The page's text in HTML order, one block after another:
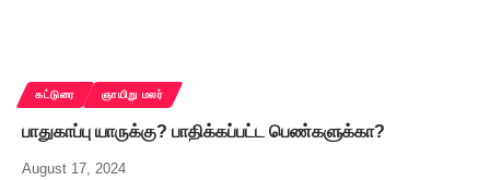
கட்டுரை ஞாயிறு மலர்
பாதுகாப்பு யாருக்கு? பாதிக்கப்பட்ட பெண்களுக்கா?
August 17, 2024